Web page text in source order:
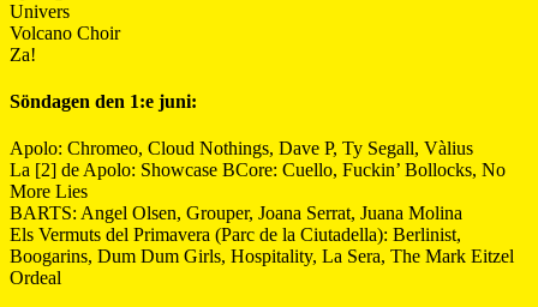
Univers
Volcano Choir
Za!
Söndagen den 1:e juni:
Apolo: Chromeo, Cloud Nothings, Dave P, Ty Segall, Vàlius
La [2] de Apolo: Showcase BCore: Cuello, Fuckin’ Bollocks, No
More Lies
BARTS: Angel Olsen, Grouper, Joana Serrat, Juana Molina
Els Vermuts del Primavera (Parc de la Ciutadella): Berlinist,
Boogarins, Dum Dum Girls, Hospitality, La Sera, The Mark Eitzel
Ordeal